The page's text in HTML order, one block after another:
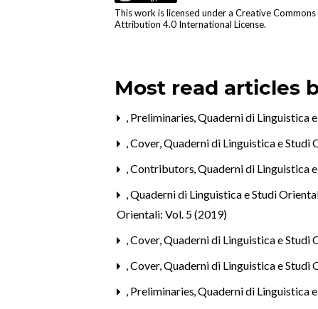
This work is licensed under aCreative Commons
Attribution 4.0 International License.
Most read articles
, Preliminaries,Quaderni di Linguistica
,Cover,Quaderni di Linguistica e Studi
,Contributors,Quaderni di Linguistica
,Quaderni di Linguistica e Studi
Orientali: Vol. 5 (2019)
,Cover,Quaderni di Linguistica e Studi
,Cover,Quaderni di Linguistica e Studi
, Preliminaries,Quaderni di Linguistica